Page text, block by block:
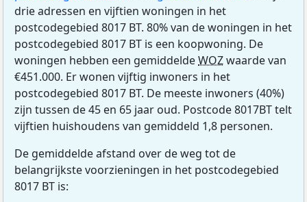
drie adressen en vijftien woningen in het
postcodegebied 8017 BT. 80% van de woningen in het
postcodegebied 8017 BT is een koopwoning. De
woningen hebben een gemiddeldeWOZwaarde van
€451.000. Er wonen vijftig inwoners in het
postcodegebied 8017 BT. De meeste inwoners (40%)
zijn tussen de 45 en 65 jaar oud. Postcode 8017BT telt
vijftien huishoudens van gemiddeld 1,8 personen.
De gemiddelde afstand over de weg tot de
belangrijkste voorzieningen in het postcodegebied
8017 BT is: